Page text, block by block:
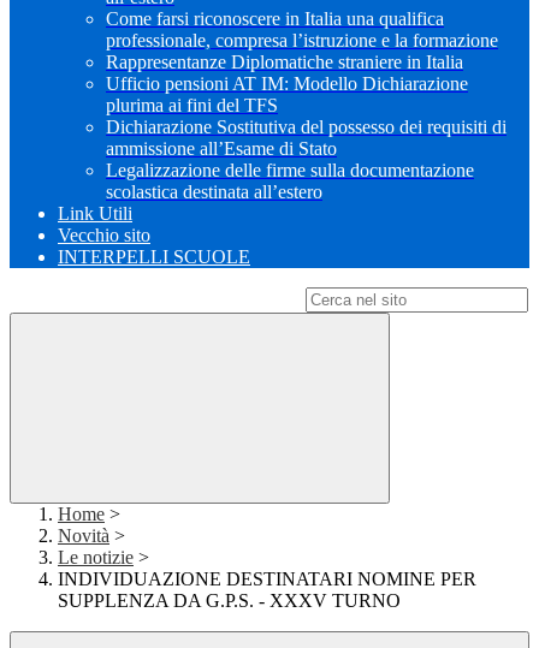
Come farsi riconoscere in Italia una qualifica
professionale, compresa l’istruzione e la formazione
Rappresentanze Diplomatiche straniere in Italia
Ufficio pensioni AT IM: Modello Dichiarazione
plurima ai fini del TFS
Dichiarazione Sostitutiva del possesso dei requisiti di
ammissione all’Esame di Stato
Legalizzazione delle firme sulla documentazione
scolastica destinata all’estero
Link Utili
Vecchio sito
INTERPELLI SCUOLE
Home >
Novità >
Le notizie >
INDIVIDUAZIONE DESTINATARI NOMINE PER
SUPPLENZA DA G.P.S. - XXXV TURNO